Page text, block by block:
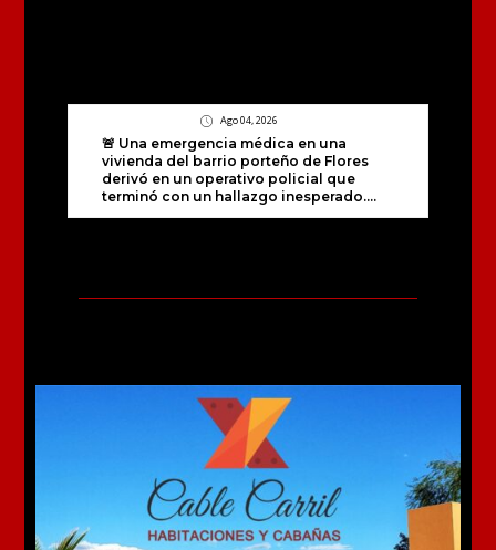
Ago 04, 2026
🚨 Una emergencia médica en una
vivienda del barrio porteño de Flores
derivó en un operativo policial que
terminó con un hallazgo inesperado....